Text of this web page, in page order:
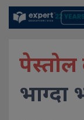
भाग्दा